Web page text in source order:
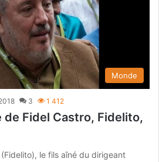
Monde
3 1 412
de Fidel Castro, Fidelito,
le fils aîné du dirigeant